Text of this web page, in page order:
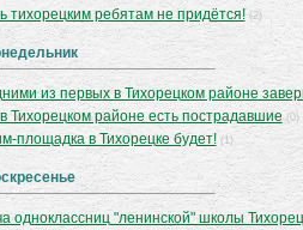
тихорецким ребятам не придётся! (2)
из первых в Тихорецком районе
Тихорецком районе есть пострадавшие (0)
площадка в Тихорецке будет! (1)
одноклассниц "ленинской" школы